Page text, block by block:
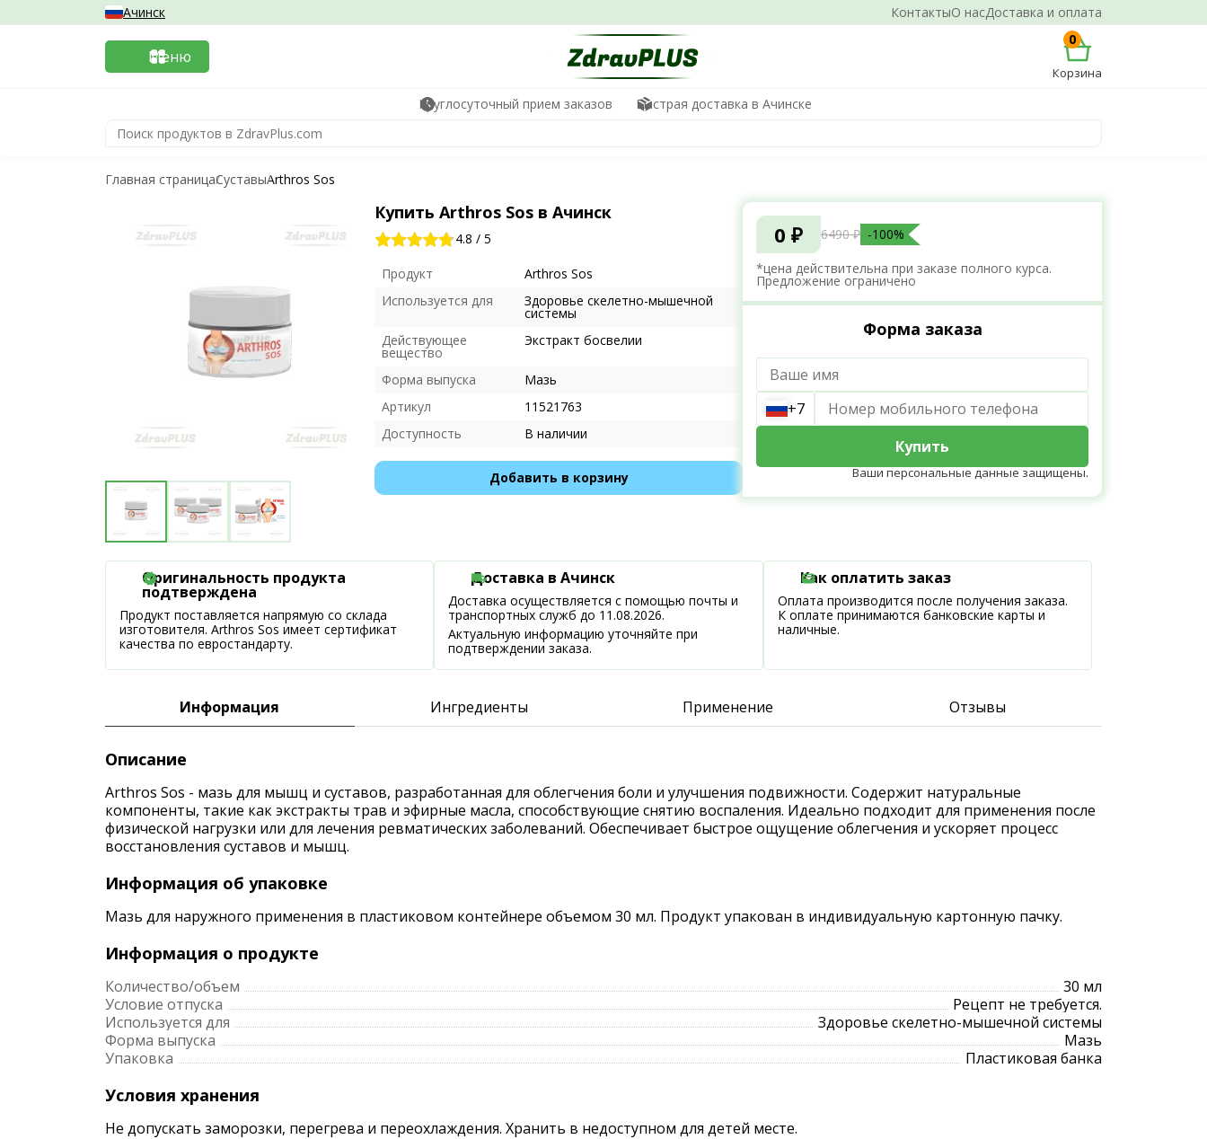
КонтактыО насДоставка и оплата
Ачинск
Меню
0
Корзина
Круглосуточный прием заказов Быстрая доставка в Ачинске
Главная страницаСуставыArthros Sos
Купить Arthros Sos в Ачинск
4.8 / 5
Продукт
Arthros Sos
Используется для
Здоровье скелетно-мышечной
системы
Действующее
вещество
Экстракт босвелии
Форма выпуска
Мазь
Артикул
11521763
Доступность
В наличии
Добавить в корзину
0 ₽ 6490 ₽ -100%
*цена действительна при заказе полного курса.
Предложение ограничено
Форма заказа
+7
Купить
Ваши персональные данные защищены.
Оригинальность продукта
подтверждена
Продукт поставляется напрямую со склада
изготовителя. Arthros Sos имеет сертификат
качества по евростандарту.
Доставка в Ачинск
Доставка осуществляется с помощью почты и
транспортных служб до 11.08.2026.
Актуальную информацию уточняйте при
подтверждении заказа.
Как оплатить заказ
Оплата производится после получения заказа.
К оплате принимаются банковские карты и
наличные.
Информация Ингредиенты Применение Отзывы
Описание
Arthros Sos - мазь для мышц и суставов, разработанная для облегчения боли и улучшения подвижности. Содержит натуральные
компоненты, такие как экстракты трав и эфирные масла, способствующие снятию воспаления. Идеально подходит для применения после
физической нагрузки или для лечения ревматических заболеваний. Обеспечивает быстрое ощущение облегчения и ускоряет процесс
восстановления суставов и мышц.
Информация об упаковке
Мазь для наружного применения в пластиковом контейнере объемом 30 мл. Продукт упакован в индивидуальную картонную пачку.
Информация о продукте
Количество/объем
30 мл
Условие отпуска
Рецепт не требуется.
Используется для
Здоровье скелетно-мышечной системы
Форма выпуска
Мазь
Упаковка
Пластиковая банка
Условия хранения
Не допускать заморозки, перегрева и переохлаждения. Хранить в недоступном для детей месте.